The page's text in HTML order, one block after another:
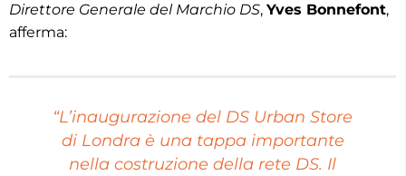
Direttore Generale del Marchio DS, Yves Bonnefont,
afferma:
“L’inaugurazione del DS Urban Store
di Londra è una tappa importante
nella costruzione della rete DS. Il